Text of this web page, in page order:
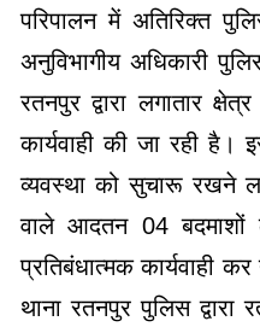
परिपालन में अतिरिक्त
अनुविभागीय अधिकारी
रतनपुर द्वारा लगातार
कार्यवाही की जा रही है।
व्यवस्था को सुचारू रखने
वाले आदतन 04 बदमाशों
प्रतिबंधात्मक कार्यवाही
थाना रतनपुर पुलिस द्वारा